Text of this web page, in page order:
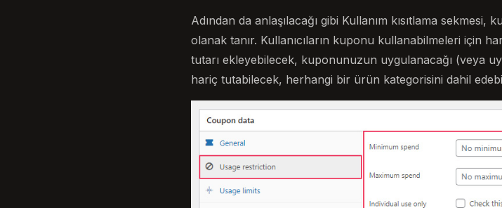
Adından da anlaşılacağı gibi Kullanım kısıtlama
olanak tanır. Kullanıcıların kuponu kullanabilmeleri için
tutarı ekleyebilecek, kuponunuzun uygulanacağı (veya
hariç tutabilecek, herhangi bir ürün kategorisini dahil